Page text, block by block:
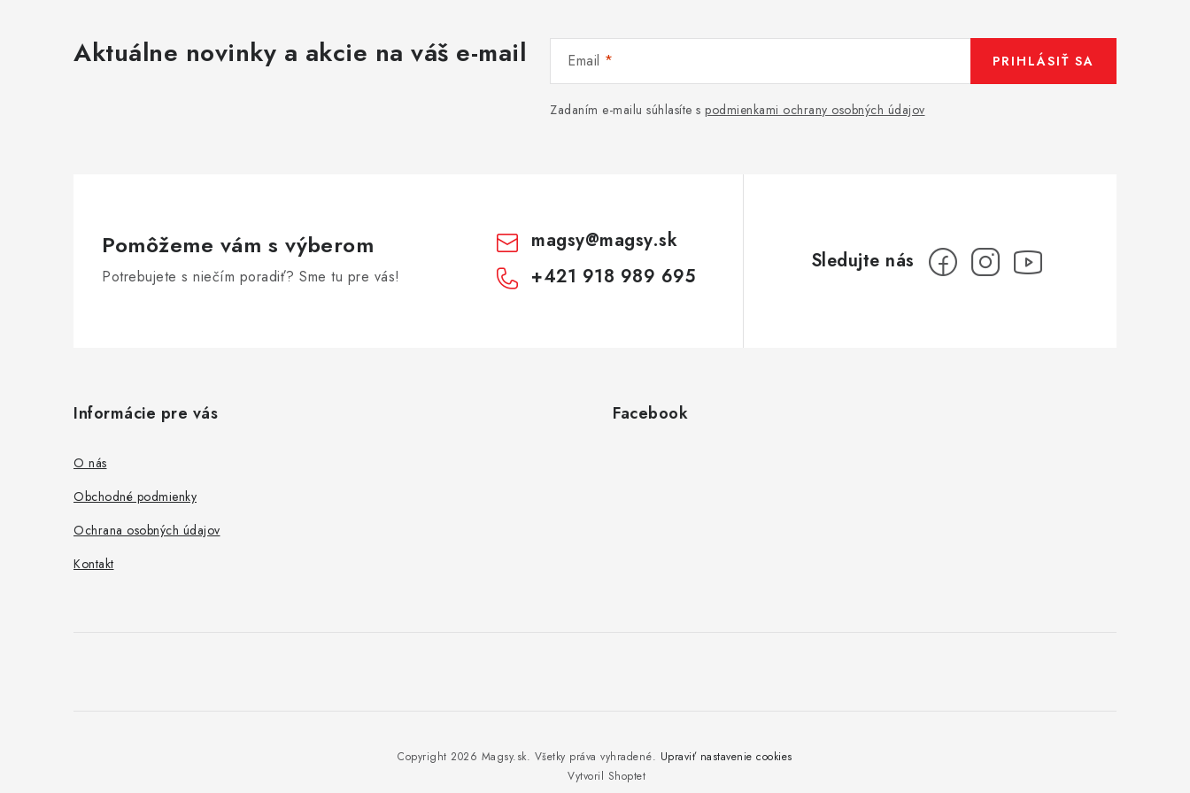
u
Aktuálne novinky a akcie na váš e-mail Email
Zadaním e-mailu súhlasíte s podmienkami ochrany osobných údajov
PRIHLÁSIŤ SA
Pomôžeme vám s výberom
Potrebujete s niečím poradiť? Sme tu pre vás!
magsy@magsy.sk
+421 918 989 695
Informácie pre vás
O nás
Obchodné podmienky
Ochrana osobných údajov
Kontakt
Facebook
Vytvoril Shoptet
Copyright 2026 Magsy.sk. Všetky práva vyhradené. Upraviť nastavenie cookies